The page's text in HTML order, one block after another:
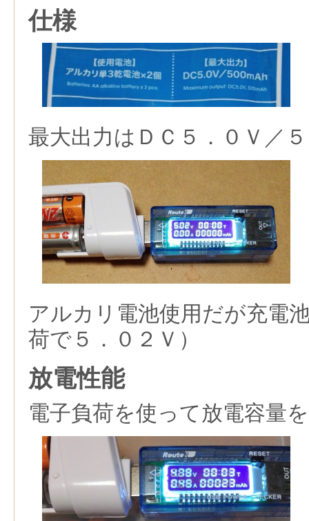
仕様
最大出力はＤＣ５．０Ｖ／
アルカリ電池使用だが充電
荷で５．０２Ｖ）
放電性能
電子負荷を使って放電容量